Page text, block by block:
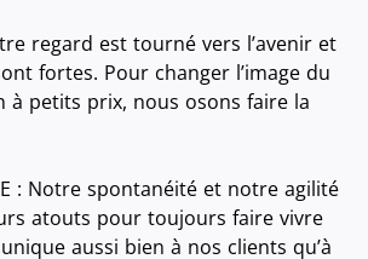
regard est tourné vers l’avenir et
fortes. Pour changer l’image du
à petits prix, nous osons faire la
: Notre spontanéité et notre agilité
atouts pour toujours faire vivre
aussi bien à nos clients qu’à